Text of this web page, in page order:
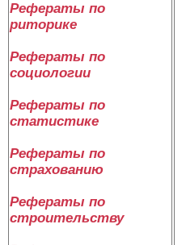
Рефераты по
риторике
Рефераты по
социологии
Рефераты по
статистике
Рефераты по
страхованию
Рефераты по
строительству